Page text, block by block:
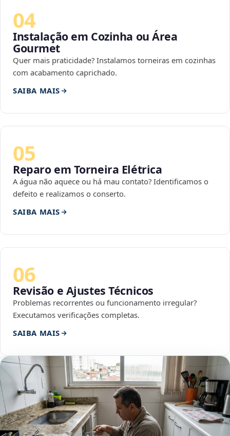
04
Instalação em Cozinha ou Área
Gourmet
Quer mais praticidade? Instalamos torneiras em cozinhas
com acabamento caprichado.
SAIBA MAIS
05
Reparo em Torneira Elétrica
A água não aquece ou há mau contato? Identificamos o
defeito e realizamos o conserto.
SAIBA MAIS
06
Revisão e Ajustes Técnicos
Problemas recorrentes ou funcionamento irregular?
Executamos verificações completas.
SAIBA MAIS